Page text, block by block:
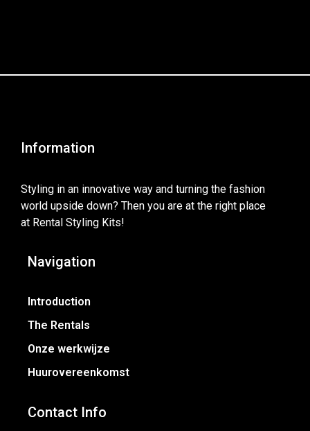
Information
Styling in an innovative way and turning the fashion
world upside down? Then you are at the right place
at Rental Styling Kits!
Navigation
Introduction
The Rentals
Onze werkwijze
Huurovereenkomst
Contact Info